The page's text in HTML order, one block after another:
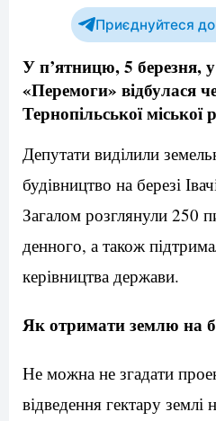
Приєднуйтеся
У п’ятницю, 5 березня,
«Перемоги» відбулася
Тернопільської міської
Депутати виділили
будівництво на березі
Загалом розглянули 250
денного, а також
керівництва держави.
Як отримати землю на
Не можна не згадати
відведення гектару землі